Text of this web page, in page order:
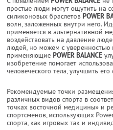
простые люди могут ощутить на
силиконовых браслетов POWER
волн, заложенных внутри него.
применяется в альтернативной
воздействовать на давление
людей, но можем с уверенностью
применяющие POWER BALANCE
изобретение помогает
человеческого тела, улучшить
Рекомендуемые точки
различных видов спорта в
точках восточной медицины» и
спортсменов, использующих
спорта, как игровых так и